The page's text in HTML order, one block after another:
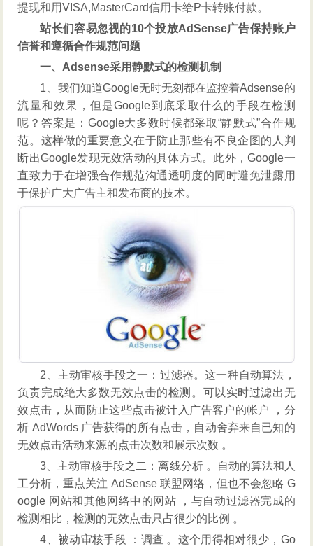
提现和用VISA,MasterCard信用卡给P卡转账付款。
站长们容易忽视的10个投放AdSense广告保持账户
信誉和遵循合作规范问题
一、Adsense采用静默式的检测机制
1、我们知道Google无时无刻都在监控着Adsense的
流量和效果，但是Google到底采取什么的手段在检测
呢？答案是：Google大多数时候都采取“静默式”合作规
范。这样做的重要意义在于防止那些有不良企图的人判
断出Google发现无效活动的具体方式。此外，Google一
直致力于在增强合作规范沟通透明度的同时避免泄露用
于保护广大广告主和发布商的技术。
2、主动审核手段之一：过滤器。这一种自动算法，
负责完成绝大多数无效点击的检测。可以实时过滤出无
效点击，从而防止这些点击被计入广告客户的帐户 ，分
析 AdWords 广告获得的所有点击，自动舍弃来自已知的
无效点击活动来源的点击次数和展示次数 。
3、主动审核手段之二：离线分析 。自动的算法和人
工分析，重点关注 AdSense 联盟网络，但也不会忽略 G
oogle 网站和其他网络中的网站 ，与自动过滤器完成的
检测相比，检测的无效点击只占很少的比例 。
4、被动审核手段 ：调查 。这个用得相对很少，Go